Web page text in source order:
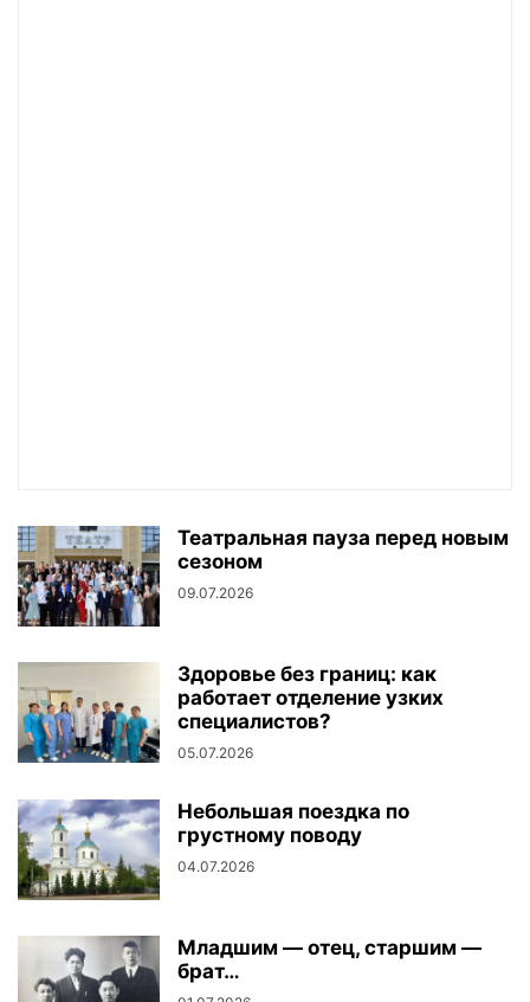
Театральная пауза перед новым
сезоном
09.07.2026
Здоровье без границ: как
работает отделение узких
специалистов?
05.07.2026
Небольшая поездка по
грустному поводу
04.07.2026
Младшим — отец, старшим —
брат…